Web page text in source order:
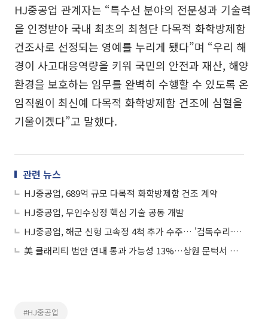
HJ중공업 관계자는 “특수선 분야의 전문성과 기술력
을 인정받아 국내 최초의 최첨단 다목적 화학방제함
건조사로 선정되는 영예를 누리게 됐다”며 “우리 해
경이 사고대응역량을 키워 국민의 안전과 재산, 해양
환경을 보호하는 임무를 완벽히 수행할 수 있도록 온
임직원이 최신예 다목적 화학방제함 건조에 심혈을
기울이겠다”고 말했다.
관련 뉴스
HJ중공업, 689억 규모 다목적 화학방제함 건조 계약
HJ중공업, 무인수상정 핵심 기술 공동 개발
HJ중공업, 해군 신형 고속정 4척 추가 수주… '검독수리-B' 전량 석권
美 클래리티 법안 연내 통과 가능성 13%…상원 문턱서 제동
#HJ중공업